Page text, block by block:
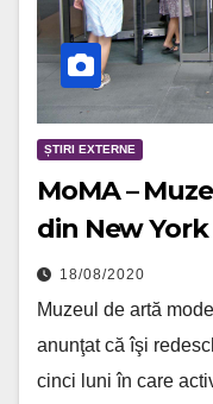
ȘTIRI EXTERNE
MoMA –
din New
18/08/2020
Muzeul de artă
anunţat că îşi
cinci luni în care